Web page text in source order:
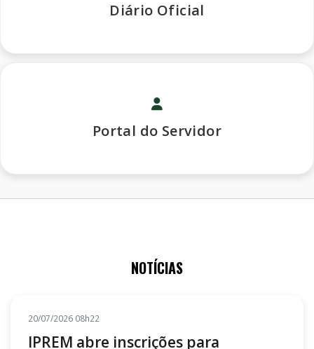
Diário Oficial
Portal do Servidor
NOTÍCIAS
20/07/2026 08h22
IPREM abre inscrições para